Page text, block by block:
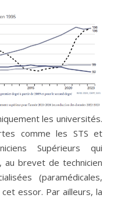
les universités.
comme les STS et
Supérieurs qui
au brevet de technicien
(paramédicales,
essor. Par ailleurs, la